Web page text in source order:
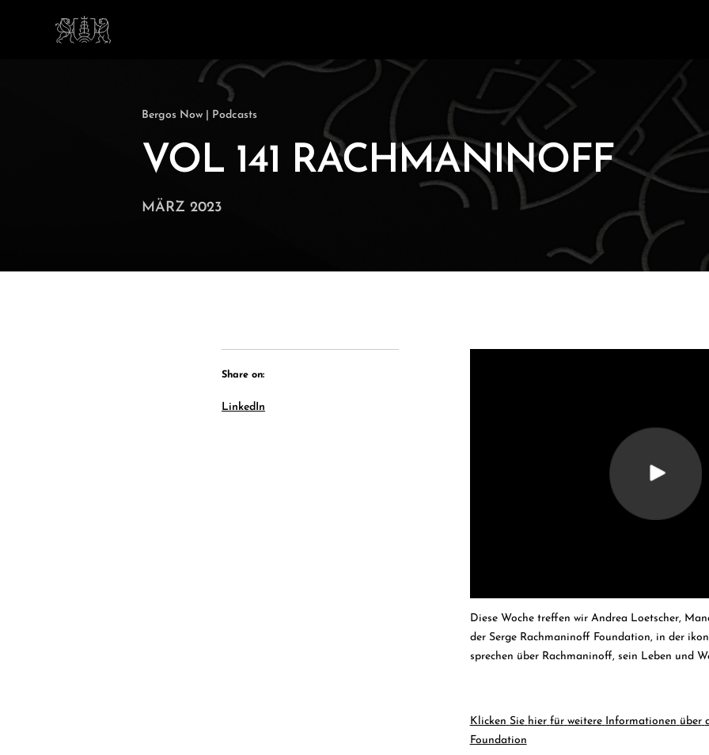
Finanzintermediäre
Strategische Beratung
Beratungsmandate
Diskretionäre Mandate
Unternehmer- und Family Office-
Lösungen
Die Menschen hinter Bergos
Philantropie
Art Consult
ESG Commitment
Bergos Now Podcasts
VOL 141 RACHMANINOFF
MÄRZ 2023
Diese Woche treffen wir Andrea Loetscher,
der Serge Rachmaninoff Foundation, in der
sprechen über Rachmaninoff, sein Leben und
Klicken Sie hier für weitere Informationen über
Foundation
Share on:
LinkedIn